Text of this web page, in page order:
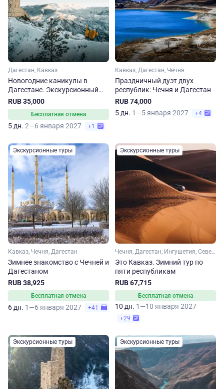
Дагестан, Кавказ
Новогодние каникулы в
Дагестане. Экскурсионный
тур
RUB 35,000
Бесплатная отмена
5 дн. 2—6 января 2027 +1
Кавказ, Дагестан, Чечня
Праздничный дуэт двух
республик: Чечня и Дагестан
RUB 74,000
5 дн. 1—5 января 2027 +4
Экскурсионные туры
Кавказ, Чечня, Дагестан
Зимнее знакомство с Чечней и
Дагестаном
RUB 38,925
Бесплатная отмена
6 дн. 1—6 января 2027 +41
Экскурсионные туры
Чечня, Дагестан, Ингушетия, Северная Осетия, Кабардино-Балкария, Кавказ
Это Кавказ. Зимний тур по
пяти республикам
RUB 67,715
Бесплатная отмена
10 дн. 1—10 января 2027
+29
Экскурсионные туры Экскурсионные туры